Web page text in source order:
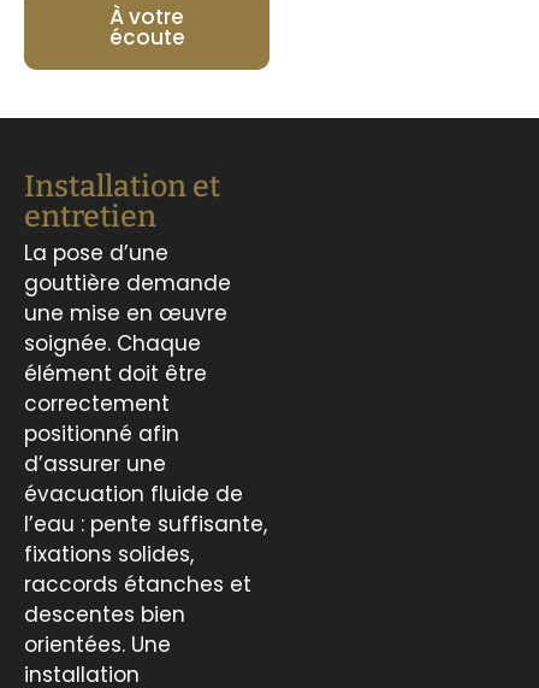
À votre
écoute
Installation et
entretien
La pose d’une
gouttière demande
une mise en œuvre
soignée. Chaque
élément doit être
correctement
positionné afin
d’assurer une
évacuation fluide de
l’eau : pente suffisante,
fixations solides,
raccords étanches et
descentes bien
orientées. Une
installation